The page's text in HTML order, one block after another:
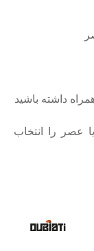
داشته باشید
عصر را انتخاب